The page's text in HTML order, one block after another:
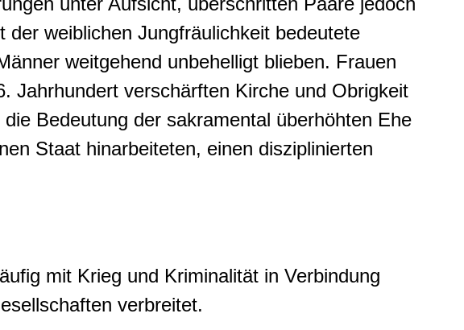
weiblichen Jungfräulichkeit bedeutete
weitgehend unbehelligt blieben. Frauen
Jahrhundert verschärften Kirche und Obrigkeit
Bedeutung der sakramental überhöhten Ehe
Staat hinarbeiteten, einen disziplinierten
mit Krieg und Kriminalität in Verbindung
verbreitet.